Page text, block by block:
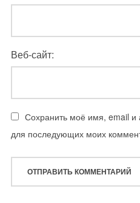
Веб-сайт:
Сохранить моё имя, email и
для последующих моих